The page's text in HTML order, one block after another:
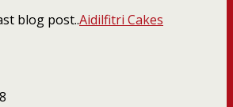
blog post..Aidilfitri Cakes